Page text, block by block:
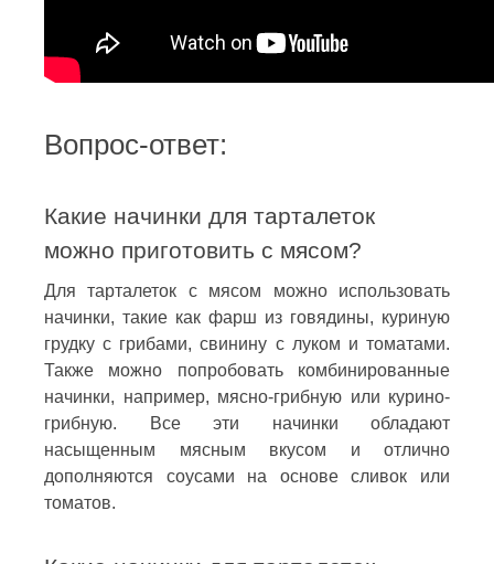
Вопрос-ответ:
Какие начинки для тарталеток
можно приготовить с мясом?
Для тарталеток с мясом можно использовать
начинки, такие как фарш из говядины, куриную
грудку с грибами, свинину с луком и томатами.
Также можно попробовать комбинированные
начинки, например, мясно-грибную или курино-
грибную. Все эти начинки обладают
насыщенным мясным вкусом и отлично
дополняются соусами на основе сливок или
томатов.